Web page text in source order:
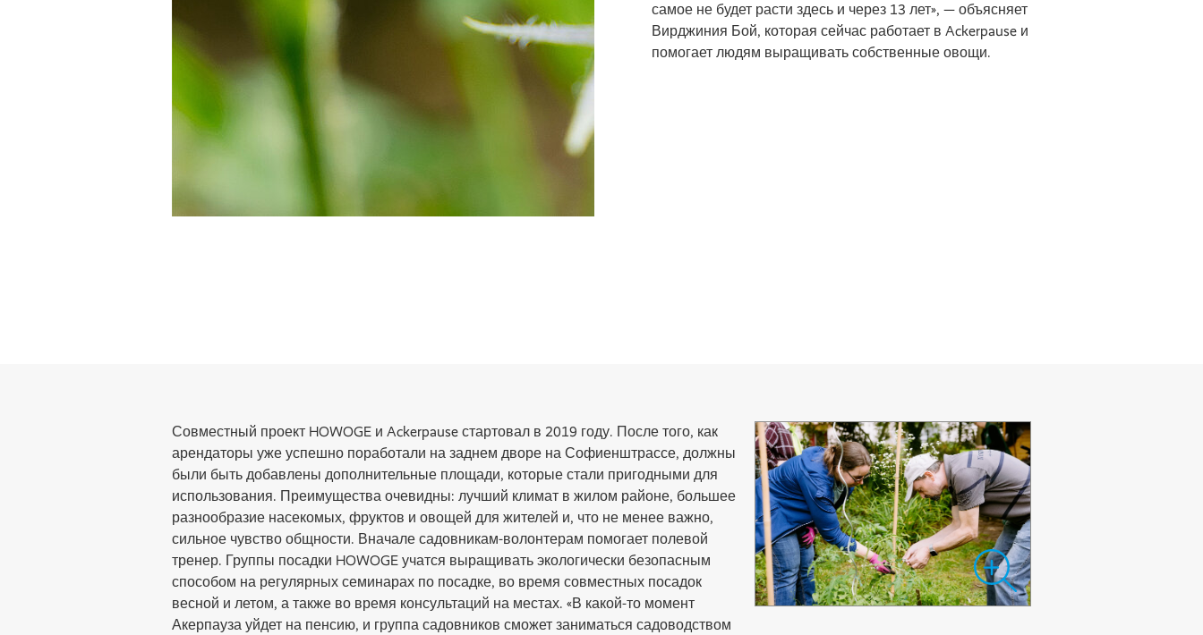
самое не будет расти здесь и через 13 лет», — объясняет
Вирджиния Бой, которая сейчас работает в Ackerpause и
помогает людям выращивать собственные овощи.
Совместный проект HOWOGE и Ackerpause стартовал в 2019 году. После того, как
арендаторы уже успешно поработали на заднем дворе на Софиенштрассе, должны
были быть добавлены дополнительные площади, которые стали пригодными для
использования. Преимущества очевидны: лучший климат в жилом районе, большее
разнообразие насекомых, фруктов и овощей для жителей и, что не менее важно,
сильное чувство общности. Вначале садовникам-волонтерам помогает полевой
тренер. Группы посадки HOWOGE учатся выращивать экологически безопасным
способом на регулярных семинарах по посадке, во время совместных посадок
весной и летом, а также во время консультаций на местах. «В какой-то момент
Акерпауза уйдет на пенсию, и группа садовников сможет заниматься садоводством